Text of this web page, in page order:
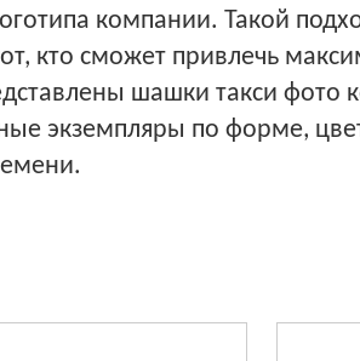
компании. Такой
кто сможет привлечь
шашки такси
экземпляры по форме,